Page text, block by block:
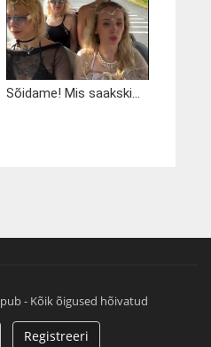
Sõidame! Mis saakski...
- Kõik õigused hõivatud
Registreeri